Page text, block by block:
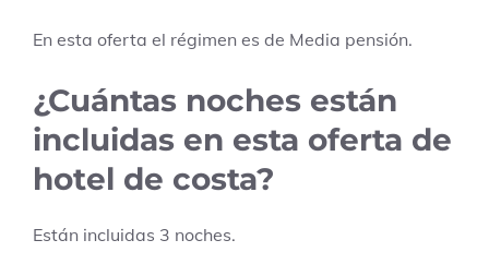
En esta oferta el régimen es de Media pensión.
¿Cuántas noches están
incluidas en esta oferta de
hotel de costa?
Están incluidas 3 noches.